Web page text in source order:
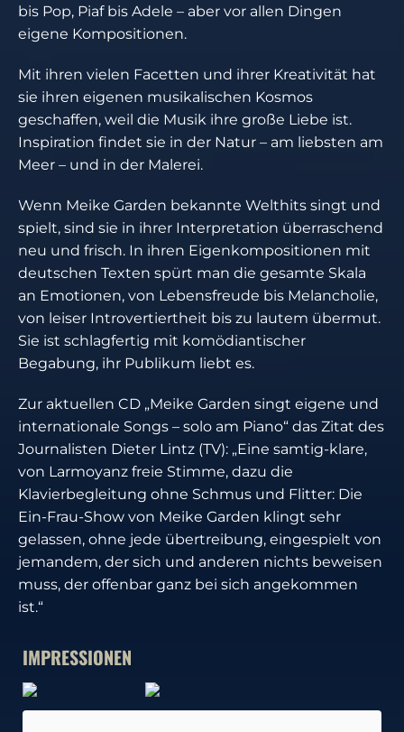
bis Pop, Piaf bis Adele – aber vor allen Dingen
eigene Kompositionen.
Mit ihren vielen Facetten und ihrer Kreativität hat
sie ihren eigenen musikalischen Kosmos
geschaffen, weil die Musik ihre große Liebe ist.
Inspiration findet sie in der Natur – am liebsten am
Meer – und in der Malerei.
Wenn Meike Garden bekannte Welthits singt und
spielt, sind sie in ihrer Interpretation überraschend
neu und frisch. In ihren Eigenkompositionen mit
deutschen Texten spürt man die gesamte Skala
an Emotionen, von Lebensfreude bis Melancholie,
von leiser Introvertiertheit bis zu lautem übermut.
Sie ist schlagfertig mit komödiantischer
Begabung, ihr Publikum liebt es.
Zur aktuellen CD „Meike Garden singt eigene und
internationale Songs – solo am Piano“ das Zitat des
Journalisten Dieter Lintz (TV): „Eine samtig-klare,
von Larmoyanz freie Stimme, dazu die
Klavierbegleitung ohne Schmus und Flitter: Die
Ein-Frau-Show von Meike Garden klingt sehr
gelassen, ohne jede übertreibung, eingespielt von
jemandem, der sich und anderen nichts beweisen
muss, der offenbar ganz bei sich angekommen
ist.“
IMPRESSIONEN